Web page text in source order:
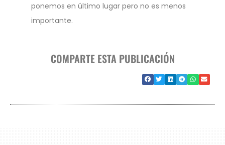
ponemos en último lugar pero no es menos
importante.
COMPARTE ESTA PUBLICACIÓN